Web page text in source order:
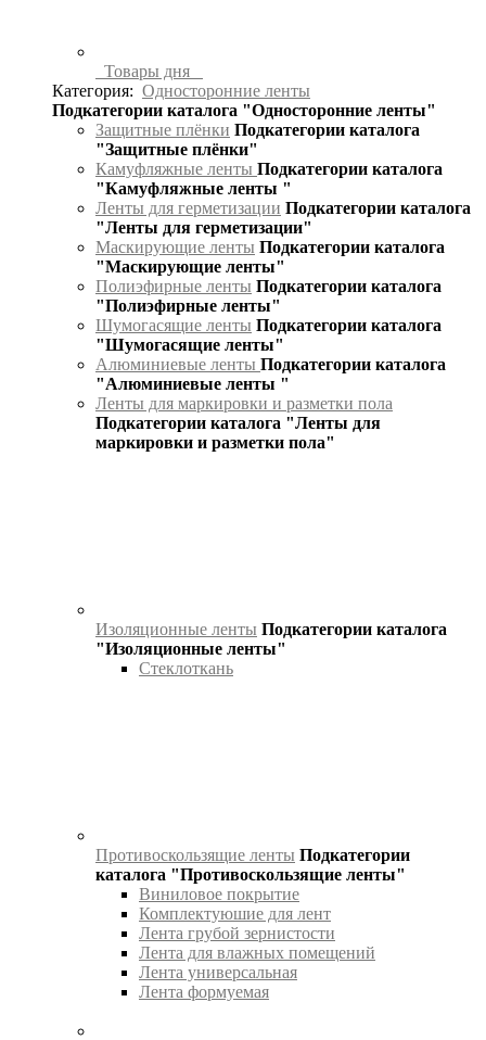
Товары дня
Категория: Односторонние ленты
Подкатегории каталога "Односторонние ленты"
Защитные плёнки Подкатегории каталога
"Защитные плёнки"
Камуфляжные ленты Подкатегории каталога
"Камуфляжные ленты "
Ленты для герметизации Подкатегории каталога
"Ленты для герметизации"
Маскирующие ленты Подкатегории каталога
"Маскирующие ленты"
Полиэфирные ленты Подкатегории каталога
"Полиэфирные ленты"
Шумогасящие ленты Подкатегории каталога
"Шумогасящие ленты"
Алюминиевые ленты Подкатегории каталога
"Алюминиевые ленты "
Ленты для маркировки и разметки пола
Подкатегории каталога "Ленты для
маркировки и разметки пола"
Изоляционные ленты Подкатегории каталога
"Изоляционные ленты"
Стеклоткань
Противоскользящие ленты Подкатегории
каталога "Противоскользящие ленты"
Виниловое покрытие
Комплектуюшие для лент
Лента грубой зернистости
Лента для влажных помещений
Лента универсальная
Лента формуемая